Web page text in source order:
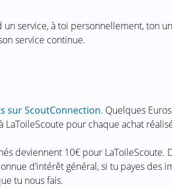
service, à toi personnellement, ton
service continue.
sur ScoutConnection. Quelques
LaToileScoute pour chaque achat
deviennent 10€ pour LaToileScoute.
d’intérêt général, si tu payes des
tu nous fais.